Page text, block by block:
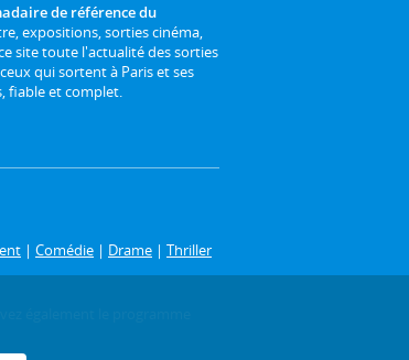
de référence du
expositions, sorties cinéma,
site toute l'actualité des sorties
qui sortent à Paris et ses
fiable et complet.
| Comédie | Drame | Thriller
également le programme